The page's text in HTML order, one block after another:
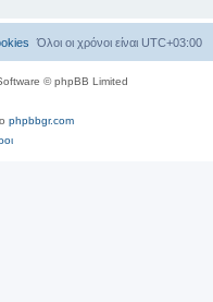
Όλοι οι χρόνοι είναι UTC+03:00
© phpBB Limited
phpbbgr.com